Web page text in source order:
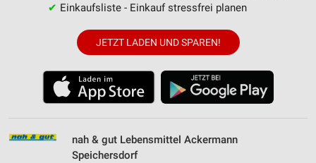
✔ Einkaufsliste - Einkauf stressfrei planen
JETZT LADEN UND SPAREN!
nah & gut Lebensmittel Ackermann
Speichersdorf